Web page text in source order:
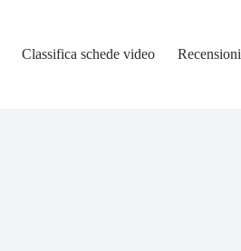
Classifica schede video Recensioni